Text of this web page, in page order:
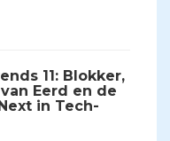
11: Blokker,
Eerd en de
in Tech-